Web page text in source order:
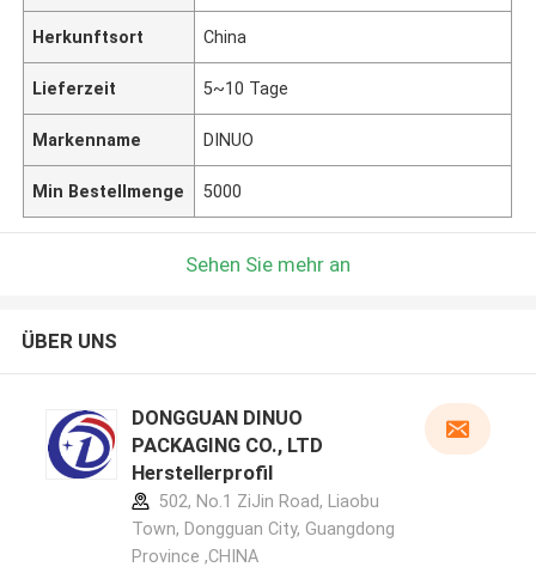
Herkunftsort China
Lieferzeit 5~10 Tage
Markenname DINUO
Min Bestellmenge 5000
Sehen Sie mehr an
ÜBER UNS
DONGGUAN DINUO
PACKAGING CO., LTD
Herstellerprofil
502, No.1 ZiJin Road, Liaobu
Town, Dongguan City, Guangdong
Province ,CHINA